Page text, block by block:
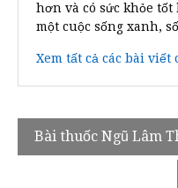
hơn và có sức khỏe
một cuộc sống xanh,
Xem tất cả các bài viết
Điều
hướng
Bài thuốc Ngũ Lâm